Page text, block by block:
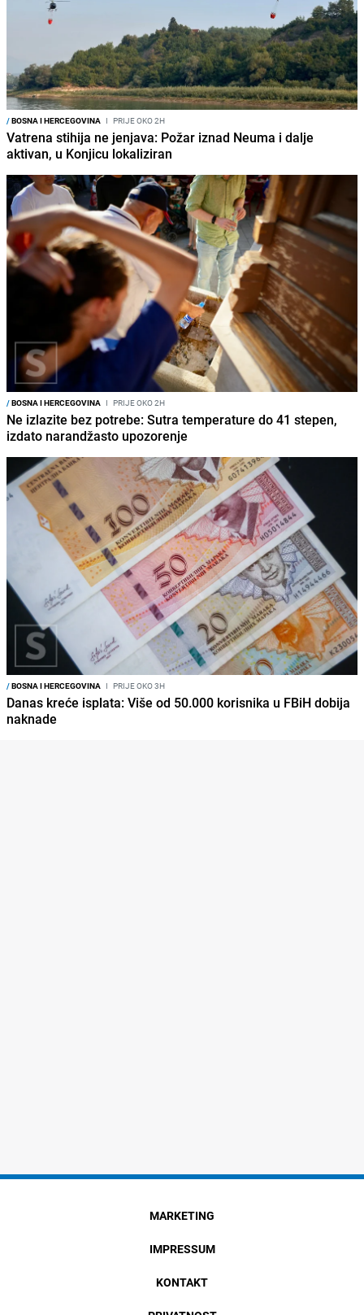
/BOSNA I HERCEGOVINA I PRIJE OKO 2H
Vatrena stihija ne jenjava: Požar iznad Neuma i dalje
aktivan, u Konjicu lokaliziran
/BOSNA I HERCEGOVINA I PRIJE OKO 2H
Ne izlazite bez potrebe: Sutra temperature do 41 stepen,
izdato narandžasto upozorenje
/BOSNA I HERCEGOVINA I PRIJE OKO 3H
Danas kreće isplata: Više od 50.000 korisnika u FBiH dobija
naknade
MARKETING
IMPRESSUM
KONTAKT